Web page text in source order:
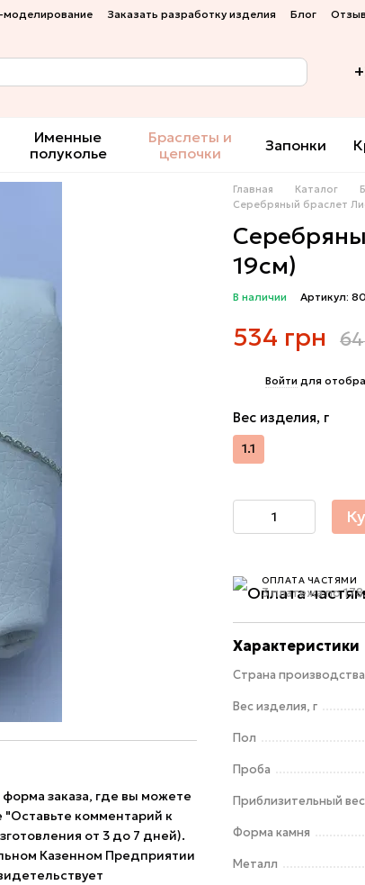
моделирование Заказать разработку изделия Блог
Именные
полуколье
Браслеты и
цепочки
Запонки
форма заказа, где вы можете
комментарий к
от 3 до 7 дней).
Казенном Предприятии
Главная Каталог
Серебряный браслет
19см)
В наличии Артикул:
534 грн
Войти для
Вес изделия, г
1.1
ОПЛАТА ЧАСТЯМИ
3 платежа по
Характеристики
Страна производства
Вес изделия, г
Пол
Проба
Приблизительный вес
Форма камня
Металл